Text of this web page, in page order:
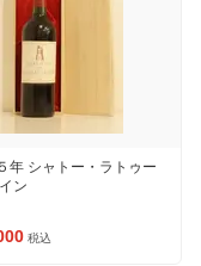
年 シャトー・ラトゥー
ン
税込